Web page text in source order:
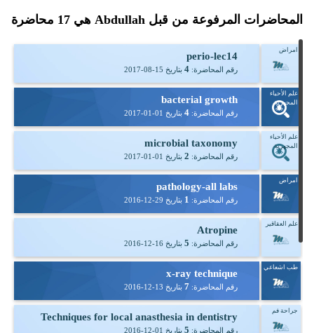
المحاضرات المرفوعة من قبل Abdullah هي 17 محاضرة
امراض
perio-lec14
رقم المحاضرة:4 بتاريخ 2017-08-15
علم الأحياء
المجهرية
bacterial growth
رقم المحاضرة:4 بتاريخ 2017-01-01
علم الأحياء
المجهرية
microbial taxonomy
رقم المحاضرة: 2 بتاريخ 2017-01-01
امراض
pathology-all labs
رقم المحاضرة: 1 بتاريخ 2016-12-29
علم العقاقير
Atropine
رقم المحاضرة: 5 بتاريخ2016-12-16
طب اشعاعي
x-ray technique
رقم المحاضرة:7 بتاريخ 2016-12-13
جراحة فم
Techniques for local anasthesia in dentistry
رقم المحاضرة: 5 بتاريخ 2016-12-01